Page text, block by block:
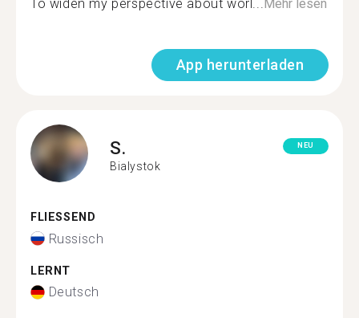
To widen my perspective about worl... Mehr lesen
App herunterladen
S.
Bialystok
NEU
FLIESSEND
Russisch
LERNT
Deutsch